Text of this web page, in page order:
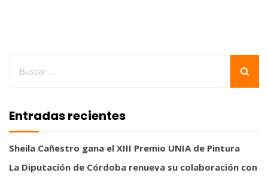
Entradas recientes
Sheila Cañestro gana el XIII Premio UNIA de Pintura
La Diputación de Córdoba renueva su colaboración con